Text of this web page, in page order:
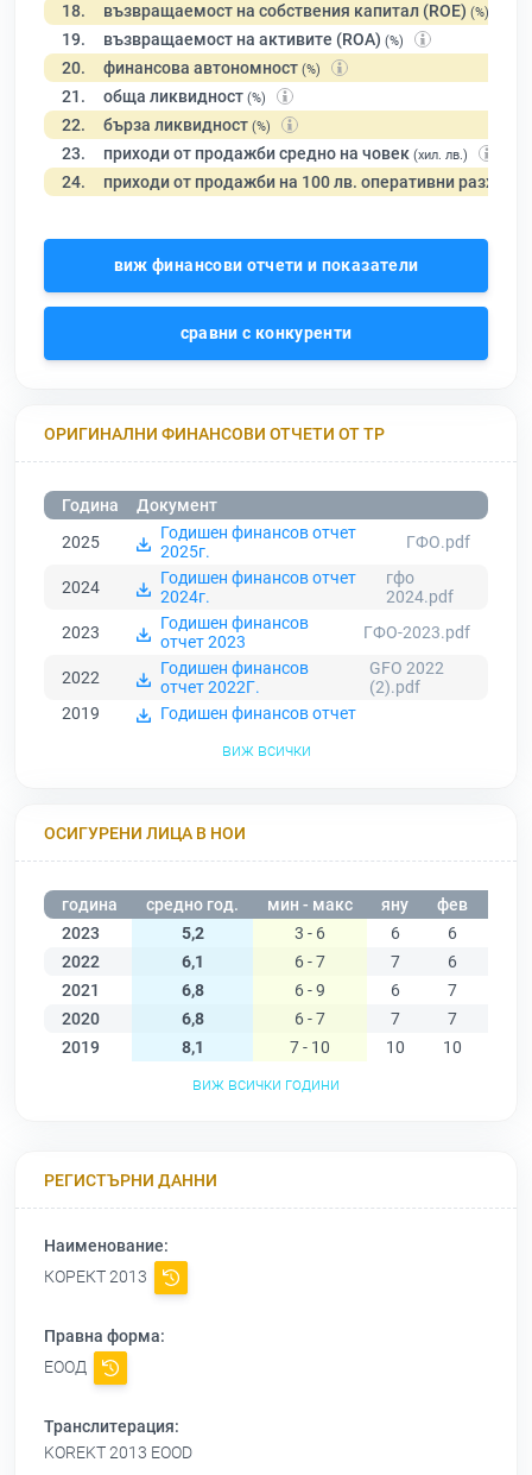
18. възвращаемост на собствения капитал (ROE) (%)
19. възвращаемост на активите (ROA) (%)
20. финансова автономност (%)
21. обща ликвидност (%)
22. бърза ликвидност (%)
23. приходи от продажби средно на човек (хил. лв.)
24. приходи от продажби на 100 лв. оперативни разходи
виж финансови отчети и показатели
сравни с конкуренти
ОРИГИНАЛНИ ФИНАНСОВИ ОТЧЕТИ ОТ ТР
Година
Документ
2025
Годишен финансов отчет
2025г.
ГФО.pdf
2024
Годишен финансов отчет
2024г.
гфо
2024.pdf
2023
Годишен финансов
отчет 2023
ГФО-2023.pdf
2022
Годишен финансов
отчет 2022Г.
GFO 2022
(2).pdf
2019
Годишен финансов отчет
виж всички
ОСИГУРЕНИ ЛИЦА В НОИ
година средно год. мин - макс яну фев
2023
5,2 3 - 6 6 6
2022
6,1 6 - 7 7 6
2021
6,8 6 - 9 6 7
2020
6,8 6 - 7 7 7
2019
8,1 7 - 10 10 10
виж всички години
РЕГИСТЪРНИ ДАННИ
Наименование:
КОРЕКТ 2013
Правна форма:
ЕООД
Транслитерация:
KOREKT 2013 EOOD